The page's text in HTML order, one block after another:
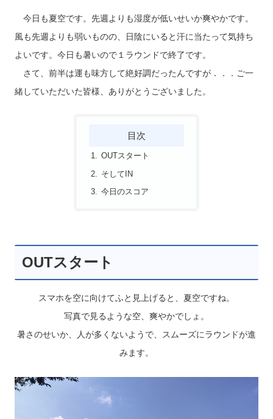
今日も夏空です。先週よりも湿度が低いせいか爽やかです。
風も先週よりも弱いものの、日陰にいると汗に当たって気持ち
よいです。今日も暑いので１ラウンドで終了です。
さて、前半は運も味方して絶好調だったんですが．．．ご一
緒していただいた皆様、ありがとうございました。
目次
OUTスタート
そしてIN
今日のスコア
OUTスタート
スマホを空に向けてふと見上げると、夏空ですね。
写真で見るような空、爽やかでしょ。
暑さのせいか、人が多くないようで、スムーズにラウンドが進
みます。